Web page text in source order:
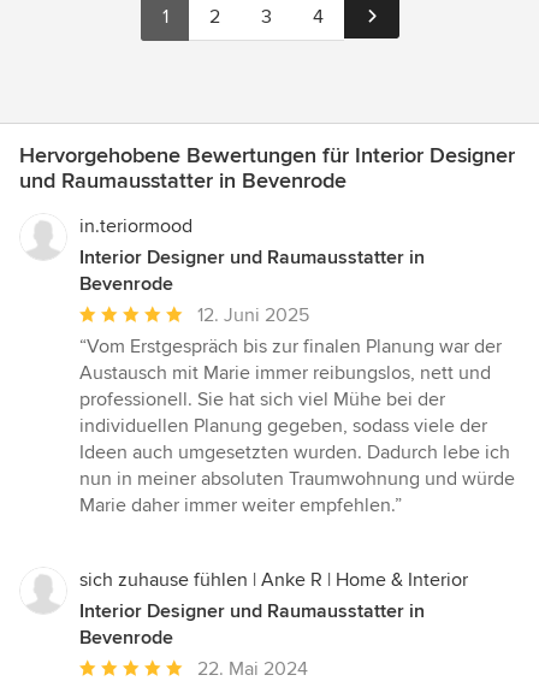
1 2 3 4
Hervorgehobene Bewertungen für Interior Designer
und Raumausstatter in Bevenrode
in.teriormood
Interior Designer und Raumausstatter in
Bevenrode
Durchschnittliche
Bewertung:
5
von
5
Sternen
12. Juni 2025
“Vom Erstgespräch bis zur finalen Planung war der
Austausch mit Marie immer reibungslos, nett und
professionell. Sie hat sich viel Mühe bei der
individuellen Planung gegeben, sodass viele der
Ideen auch umgesetzten wurden. Dadurch lebe ich
nun in meiner absoluten Traumwohnung und würde
Marie daher immer weiter empfehlen.”
sich zuhause fühlen | Anke R | Home & Interior
Interior Designer und Raumausstatter in
Bevenrode
Durchschnittliche22. Mai 2024